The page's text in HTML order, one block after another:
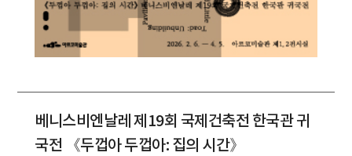
베니스비엔날레 제19회 국제건축전 한국관 귀
국전 《두껍아 두껍아: 집의 시간》